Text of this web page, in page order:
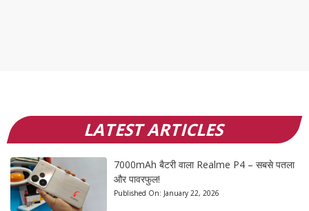
LATEST ARTICLES
7000mAh बैटरी वाला Realme P4 – सबसे पतला
और पावरफुल!
Published On: January 22, 2026